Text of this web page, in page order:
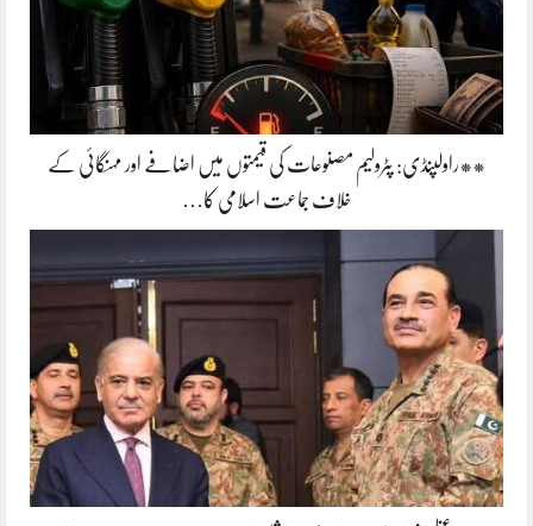
**راولپنڈی: پٹرولیم مصنوعات کی قیمتوں میں اضافے اور مہنگائی کے
خلاف جماعت اسلامی کا…